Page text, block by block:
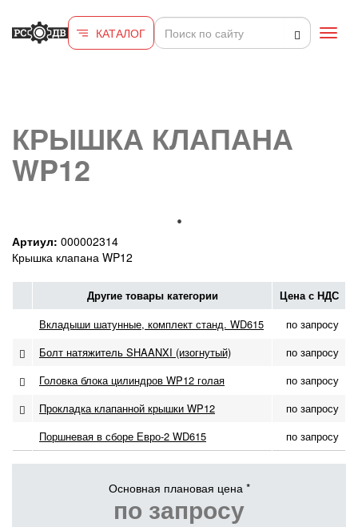
КАТАЛОГ
КРЫШКА КЛАПАНА
WP12
Артиул: 000002314
Крышка клапана WP12
Другие товары категории Цена с НДС
Вкладыши шатунные, комплект станд. WD615
по запросу
Болт натяжитель SHAANXI (изогнутый)
по запросу
Головка блока цилиндров WP12 голая
по запросу
Прокладка клапанной крышки WP12
по запросу
Поршневая в сборе Евро-2 WD615
по запросу
Основная плановая цена *
по запросу